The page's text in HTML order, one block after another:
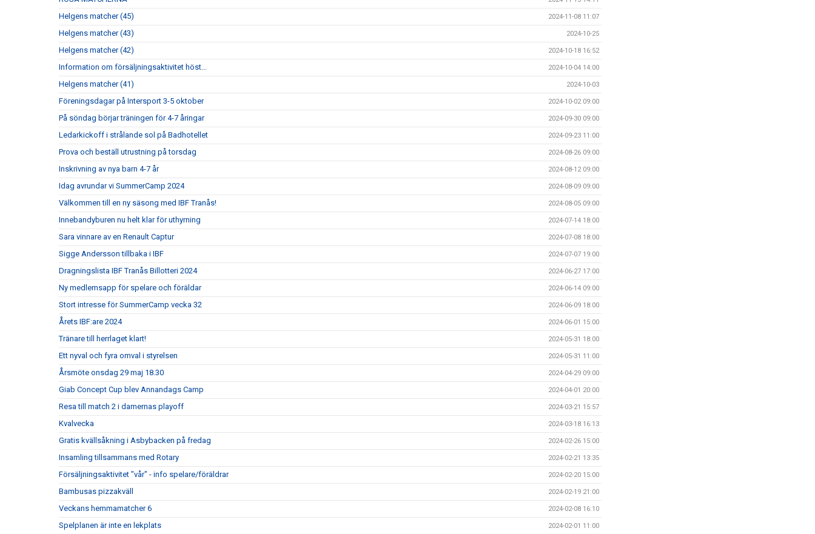
Helgens matcher (45) 2024-11-08 11:07
Helgens matcher (43) 2024-10-25
Helgens matcher (42) 2024-10-18 16:52
Information om försäljningsaktivitet höst... 2024-10-04 14:00
Helgens matcher (41) 2024-10-03
Föreningsdagar på Intersport 3-5 oktober 2024-10-02 09:00
På söndag börjar träningen för 4-7 åringar 2024-09-30 09:00
Ledarkickoff i strålande sol på Badhotellet 2024-09-23 11:00
Prova och beställ utrustning på torsdag 2024-08-26 09:00
Inskrivning av nya barn 4-7 år 2024-08-12 09:00
Idag avrundar vi SummerCamp 2024 2024-08-09 09:00
Välkommen till en ny säsong med IBF Tranås! 2024-08-05 09:00
Innebandyburen nu helt klar för uthyrning 2024-07-14 18:00
Sara vinnare av en Renault Captur 2024-07-08 18:00
Sigge Andersson tillbaka i IBF 2024-07-07 19:00
Dragningslista IBF Tranås Billotteri 2024 2024-06-27 17:00
Ny medlemsapp för spelare och föräldar 2024-06-14 09:00
Stort intresse för SummerCamp vecka 32 2024-06-09 18:00
Årets IBF:are 2024 2024-06-01 15:00
Tränare till herrlaget klart! 2024-05-31 18:00
Ett nyval och fyra omval i styrelsen 2024-05-31 11:00
Årsmöte onsdag 29 maj 18.30 2024-04-29 09:00
Giab Concept Cup blev Annandags Camp 2024-04-01 20:00
Resa till match 2 i damernas playoff 2024-03-21 15:57
Kvalvecka 2024-03-18 16:13
Gratis kvällsåkning i Asbybacken på fredag 2024-02-26 15:00
Insamling tillsammans med Rotary 2024-02-21 13:35
Försäljningsaktivitet "vår" - info spelare/föräldrar 2024-02-20 15:00
Bambusas pizzakväll 2024-02-19 21:00
Veckans hemmamatcher 6 2024-02-08 16:10
Spelplanen är inte en lekplats 2024-02-01 11:00